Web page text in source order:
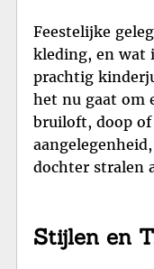
Feestelijke
kleding, en wat
prachtig
het nu gaat om
bruiloft, doop of
dochter stralen
Stijlen en